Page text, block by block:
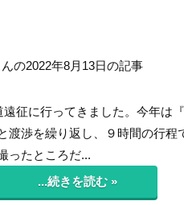
の2022年8月13日の記事
征に行ってきました。今年は
渡渉を繰り返し、９時間の行程
ったところだ...
...続きを読む »